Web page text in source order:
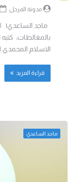
مدونة المرجل
ماجد الساعدي|
بالمغالطات،
الاسلام
قراءة المزيد
ماجد الساعدي